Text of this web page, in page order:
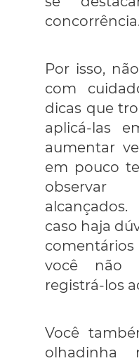
concorrência.
Por isso,
com
dicas que
aplicá-las
aumentar
em pouco
observar
caso haja
você não
registrá-los
Você
olhadinha